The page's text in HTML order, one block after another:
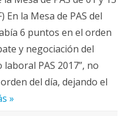
En la Mesa de PAS del
6 puntos en el orden
y negociación del
PAS 2017”, no
del día, dejando el
»